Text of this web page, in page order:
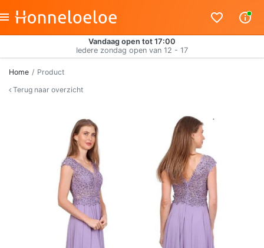
Vandaag open tot 17:00
Iedere zondag open van 12 - 17
Home
Product
Terug naar overzicht